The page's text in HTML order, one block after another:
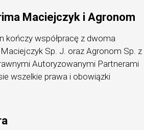
Maciejczyk i Agronom
kończy współpracę z dwoma
Sp. J. oraz Agronom Sp. z
Autoryzowanymi Partnerami
wszelkie prawa i obowiązki